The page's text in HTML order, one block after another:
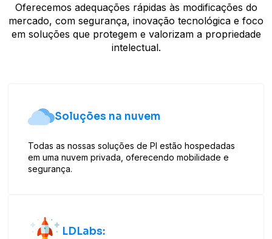
Oferecemos adequações rápidas às modificações do
mercado, com segurança, inovação tecnológica e foco
em soluções que protegem e valorizam a propriedade
intelectual.
Soluções na nuvem
Todas as nossas soluções de PI estão hospedadas
em uma nuvem privada, oferecendo mobilidade e
segurança.
LDLabs: